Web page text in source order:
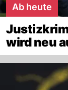
Ab heute
wird neu